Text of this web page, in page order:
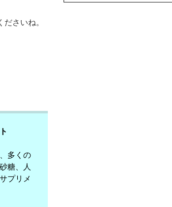
さいね。
多くの
糖、人
プリメ